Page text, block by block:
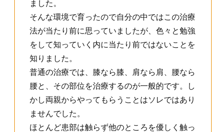
ました。
そんな環境で育ったので自分の中ではこの治療
法が当たり前に思っていましたが、色々と勉強
をして知っていく内に当たり前ではないことを
知りました。
普通の治療では、膝なら膝、肩なら肩、腰なら
腰と、その部位を治療するのが一般的です。し
かし両親からやってもらうことはソレではあり
ませんでした。
ほとんど患部は触らず他のところを優しく触っ